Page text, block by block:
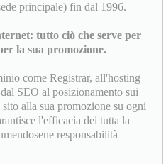
principale) fin dal 1996.
tutto ciò che serve per
la sua promozione.
come Registrar, all'hosting
SEO al posizionamento sui
alla sua promozione su ogni
l'efficacia dei tutta la
responsabilità